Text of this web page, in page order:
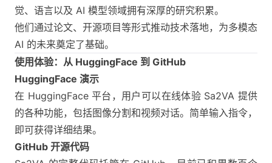
觉、语言以及 AI 模型领域拥有深厚的研究积累。
他们通过论文、开源项目等形式推动技术落地，为多模态
AI 的未来奠定了基础。
使用体验：从 HuggingFace 到 GitHub
HuggingFace 演示
在 HuggingFace平台，用户可以在线体验 Sa2VA 提供
的各种功能，包括图像分割和视频对话。简单输入指令，
即可获得详细结果。
GitHub 开源代码